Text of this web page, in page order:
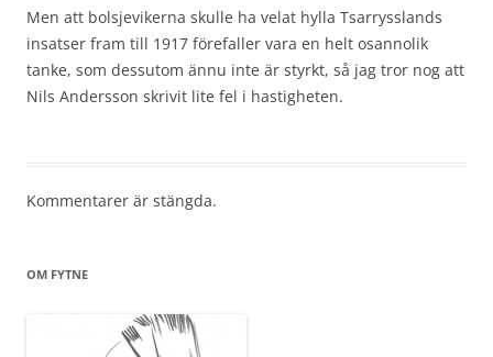
Men att bolsjevikerna skulle ha velat hylla Tsarrysslands
insatser fram till 1917 förefaller vara en helt osannolik
tanke, som dessutom ännu inte är styrkt, så jag tror nog att
Nils Andersson skrivit lite fel i hastigheten.
Kommentarer är stängda.
OM FYTNE